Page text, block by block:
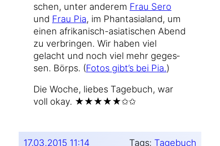
schen, unter ande­rem Frau Sero
und Frau Pia, im Phan­ta­sia­land, um
einen afrikanisch-asiatischen Abend
zu ver­brin­gen. Wir haben viel
gelacht und noch viel mehr geges­
sen. Börps. (Fotos gibt’s bei Pia.)
Die Woche, lie­bes Tage­buch, war
voll okay. ★★★★★✩✩
17.03.2015 11:14 Tags: Tagebuch